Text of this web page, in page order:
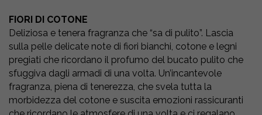
FIORI DI COTONE
Deliziosa e tenera fragranza che “sa di pulito”. Lascia
sulla pelle delicate note di fiori bianchi, cotone e legni
pregiati che ricordano il profumo del bucato pulito che
sfuggiva dagli armadi di una volta. Un’incantevole
fragranza, piena di tenerezza, che svela tutta la
morbidezza del cotone e suscita emozioni rassicuranti